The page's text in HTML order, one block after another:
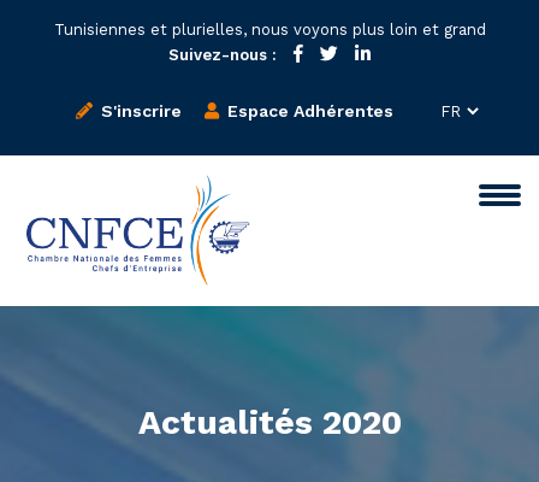
Tunisiennes et plurielles, nous voyons plus loin et grand
Suivez-nous :
S'inscrire Espace Adhérentes
Actualités 2020